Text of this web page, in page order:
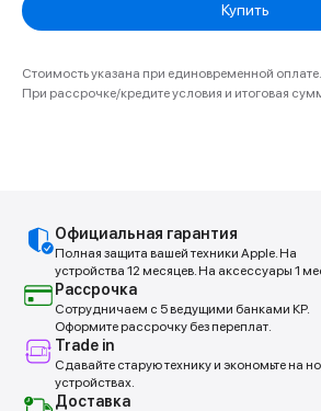
Купить
Стоимость указана при единовременной оплате.
При рассрочке/кредите условия и итоговая
Официальная гарантия
Полная защита вашей техники Apple. На
устройства 12 месяцев. На аксессуары 1
Рассрочка
Сотрудничаем с 5 ведущими банками КР.
Оформите рассрочку без переплат.
Trade in
Сдавайте старую технику и экономьте на
устройствах.
Доставка